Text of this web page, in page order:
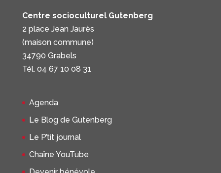
Centre socioculturel Gutenberg
2 place Jean Jaurès
(maison commune)
34790 Grabels
Tél. 04 67 10 08 31
Agenda
Le Blog de Gutenberg
Le P’tit journal
Chaîne YouTube